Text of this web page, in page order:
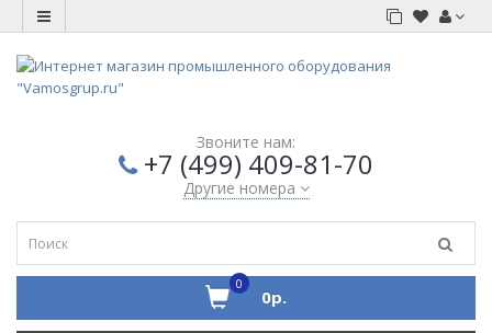
Звоните нам:
+7 (499) 409-81-70
Другие номера
0
0р.